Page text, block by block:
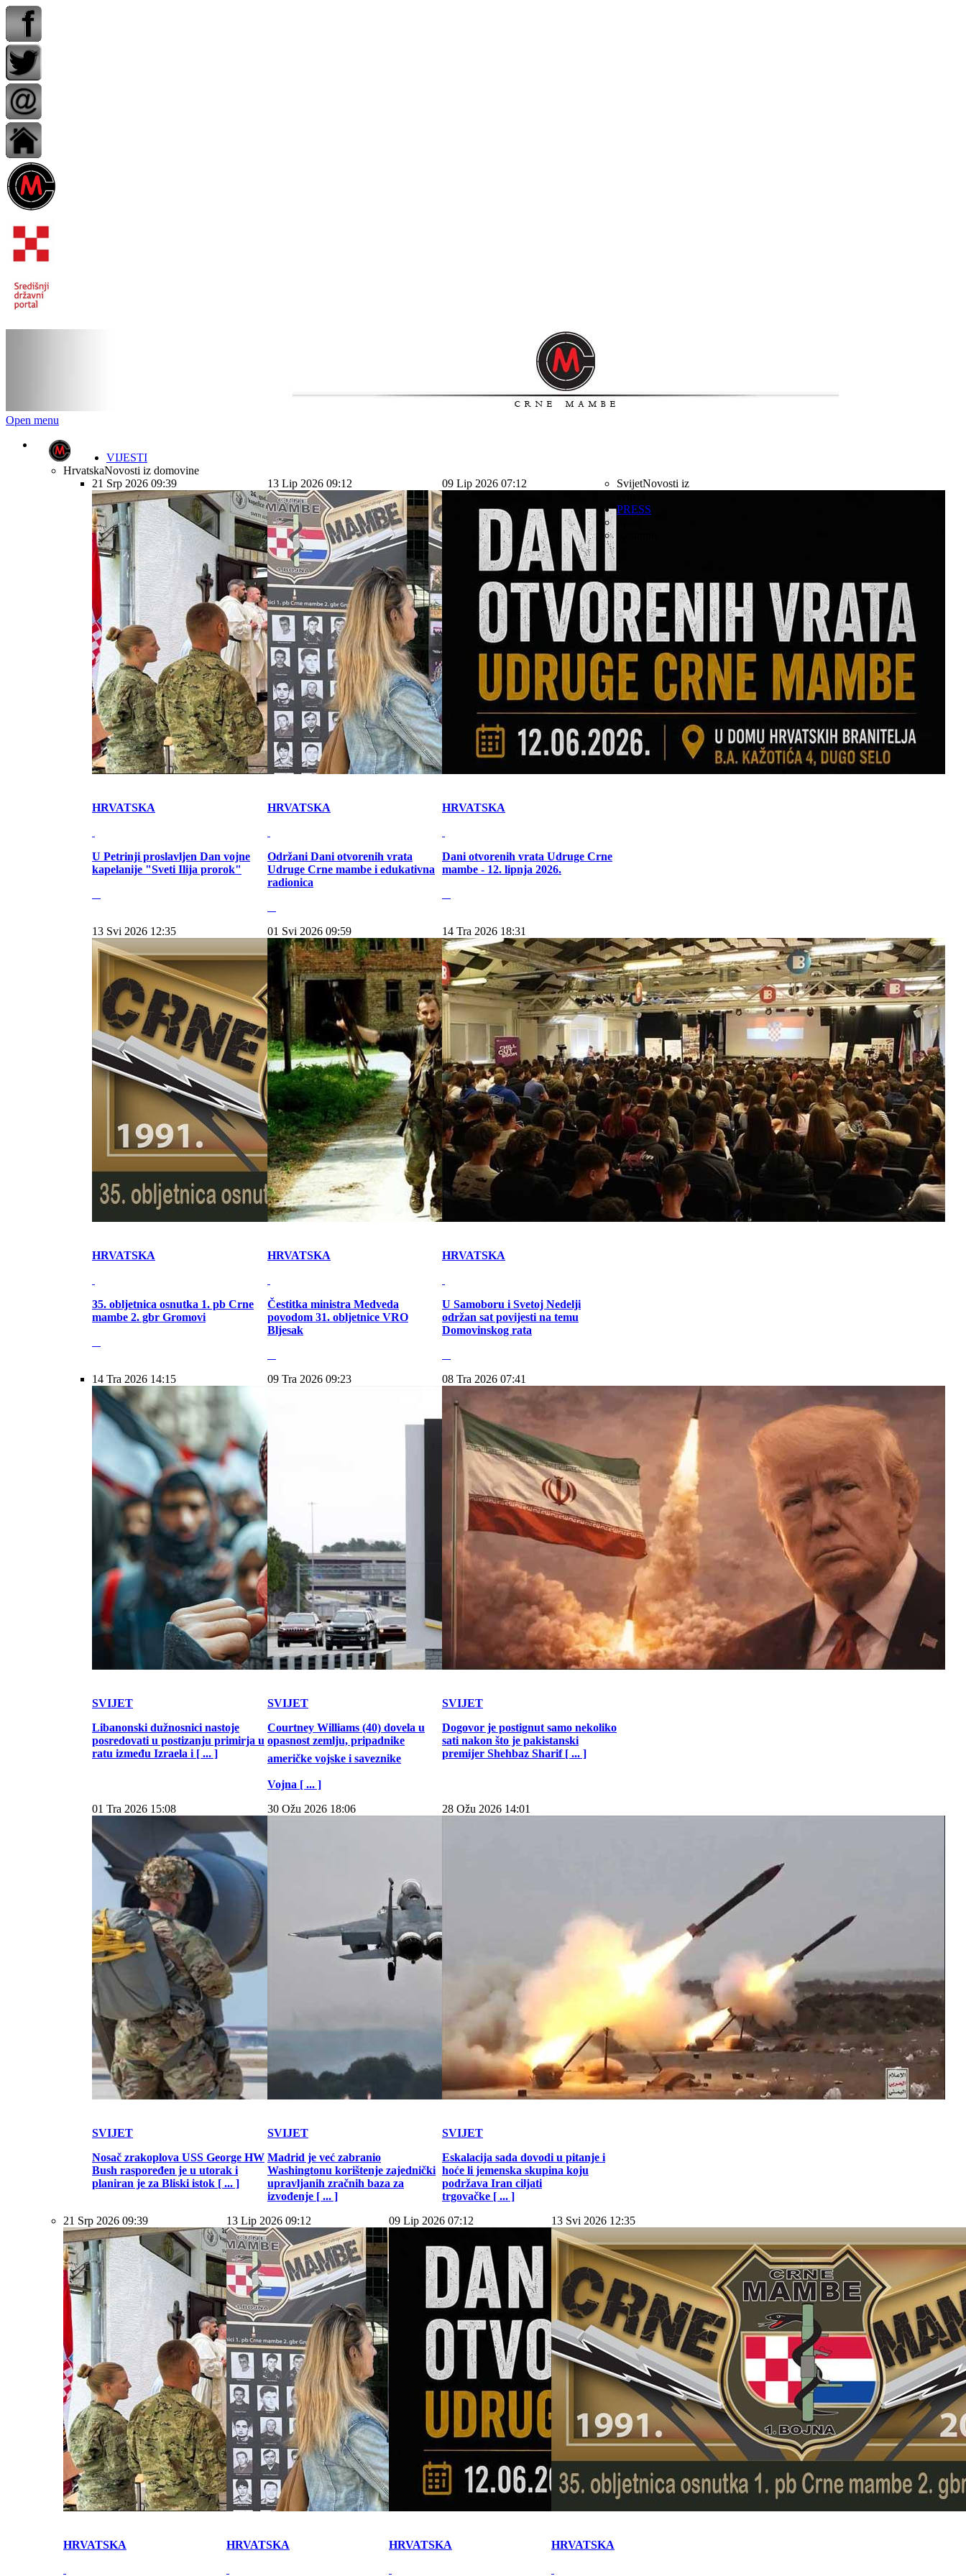
Open menu
VIJESTI
HrvatskaNovosti iz domovine
21 Srp 2026 09:39
HRVATSKA
U Petrinji proslavljen Dan vojne
kapelanije "Sveti Ilija prorok"
13 Lip 2026 09:12
HRVATSKA
Održani Dani otvorenih vrata
Udruge Crne mambe i edukativna
radionica
09 Lip 2026 07:12
HRVATSKA
Dani otvorenih vrata Udruge Crne
mambe - 12. lipnja 2026.
13 Svi 2026 12:35
HRVATSKA
35. obljetnica osnutka 1. pb Crne
mambe 2. gbr Gromovi
01 Svi 2026 09:59
HRVATSKA
Čestitka ministra Medveda
povodom 31. obljetnice VRO
Bljesak
14 Tra 2026 18:31
HRVATSKA
U Samoboru i Svetoj Nedelji
održan sat povijesti na temu
Domovinskog rata
SvijetNovosti iz
14 Tra 2026 14:15
SVIJET
Libanonski dužnosnici nastoje
posredovati u postizanju primirja u
ratu između Izraela i [ ... ]
09 Tra 2026 09:23
SVIJET
Courtney Williams (40) dovela u
opasnost zemlju, pripadnike
američke vojske i saveznike
Vojna [ ... ]
08 Tra 2026 07:41
SVIJET
Dogovor je postignut samo nekoliko
sati nakon što je pakistanski
premijer Shehbaz Sharif [ ... ]
01 Tra 2026 15:08
SVIJET
Nosač zrakoplova USS George HW
Bush raspoređen je u utorak i
planiran je za Bliski istok [ ... ]
30 Ožu 2026 18:06
SVIJET
Madrid je već zabranio
Washingtonu korištenje zajednički
upravljanih zračnih baza za
izvođenje [ ... ]
28 Ožu 2026 14:01
SVIJET
Eskalacija sada dovodi u pitanje i
hoće li jemenska skupina koju
podržava Iran ciljati
trgovačke [ ... ]
21 Srp 2026 09:39
HRVATSKA
13 Lip 2026 09:12
HRVATSKA
09 Lip 2026 07:12
HRVATSKA
13 Svi 2026 12:35
HRVATSKA
PRESS